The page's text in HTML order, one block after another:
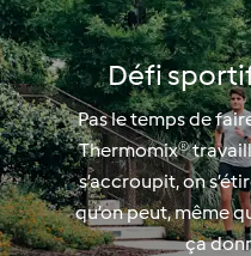
Défi
Pas le temps de
Thermomix®
s’accroupit, on
qu’on peut, même
ça